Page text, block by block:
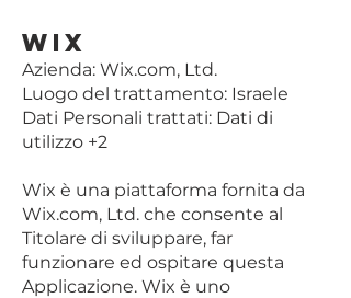
Wix
Azienda: Wix.com, Ltd.
Luogo del trattamento: Israele
Dati Personali trattati: Dati di
utilizzo +2
Wix è una piattaforma fornita da
Wix.com, Ltd. che consente al
Titolare di sviluppare, far
funzionare ed ospitare questa
Applicazione. Wix è uno